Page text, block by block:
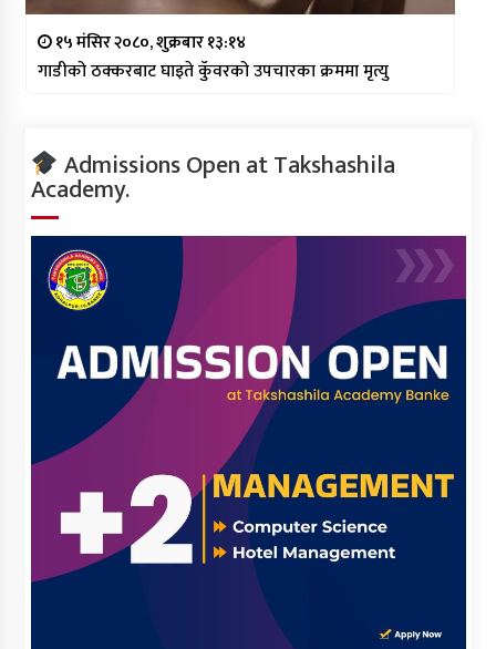
१५ मंसिर २०८०, शुक्रबार १३:१४
गाडीको ठक्करबाट घाइते कुँवरको उपचारका क्रममा मृत्यु
Admissions Open at Takshashila
Academy.